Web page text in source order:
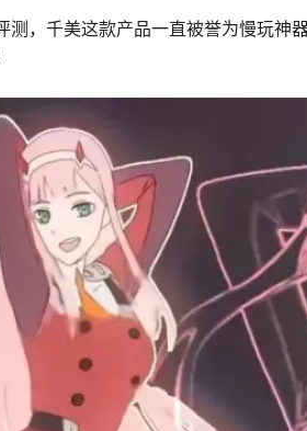
，千美这款产品一直被誉为慢玩神